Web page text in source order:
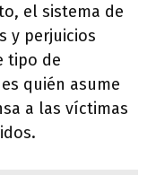
el sistema de
y perjuicios
tipo de
quién asume
a las víctimas